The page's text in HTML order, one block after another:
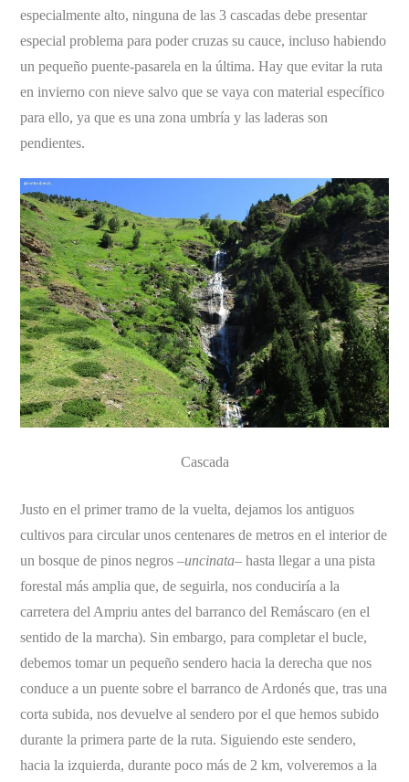
especialmente alto, ninguna de las 3 cascadas debe presentar
especial problema para poder cruzas su cauce, incluso habiendo
un pequeño puente-pasarela en la última. Hay que evitar la ruta
en invierno con nieve salvo que se vaya con material específico
para ello, ya que es una zona umbría y las laderas son
pendientes.
Cascada
Justo en el primer tramo de la vuelta, dejamos los antiguos
cultivos para circular unos centenares de metros en el interior de
un bosque de pinos negros –uncinata– hasta llegar a una pista
forestal más amplia que, de seguirla, nos conduciría a la
carretera del Ampriu antes del barranco del Remáscaro (en el
sentido de la marcha). Sin embargo, para completar el bucle,
debemos tomar un pequeño sendero hacia la derecha que nos
conduce a un puente sobre el barranco de Ardonés que, tras una
corta subida, nos devuelve al sendero por el que hemos subido
durante la primera parte de la ruta. Siguiendo este sendero,
hacia la izquierda, durante poco más de 2 km, volveremos a la